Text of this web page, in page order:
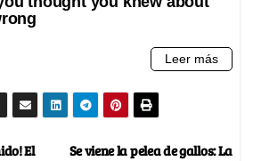
Se viene la pelea de gallos: La
El